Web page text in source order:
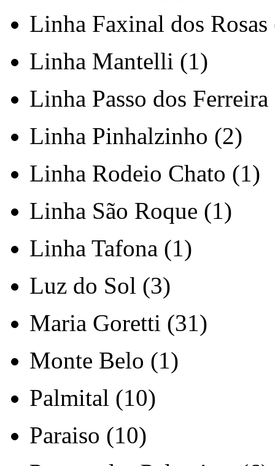
Linha Faxinal dos Rosas
Linha Mantelli (1)
Linha Passo dos
Linha Pinhalzinho (2)
Linha Rodeio Chato (1)
Linha São Roque (1)
Linha Tafona (1)
Luz do Sol (3)
Maria Goretti (31)
Monte Belo (1)
Palmital (10)
Paraiso (10)